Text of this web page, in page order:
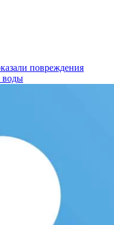
повреждения
воды